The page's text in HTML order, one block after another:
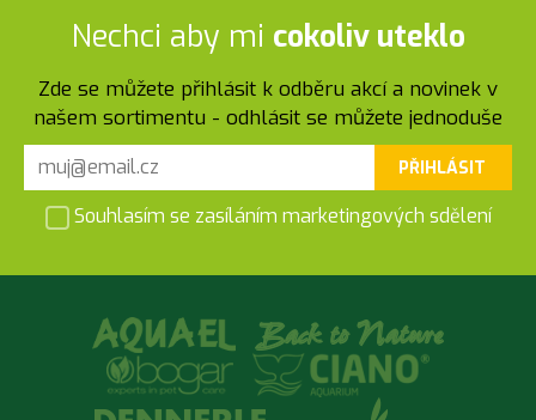
Nechci aby mi cokoliv uteklo
Zde se můžete přihlásit k odběru akcí a novinek v
našem sortimentu - odhlásit se můžete jednoduše
PŘIHLÁSIT
Souhlasím se zasíláním marketingových sdělení